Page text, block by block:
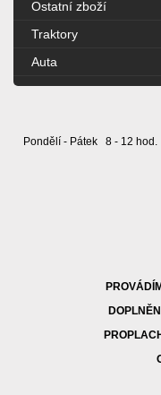
Ostatní zboží
Traktory
Auta
Pondělí - Pátek 8 - 12